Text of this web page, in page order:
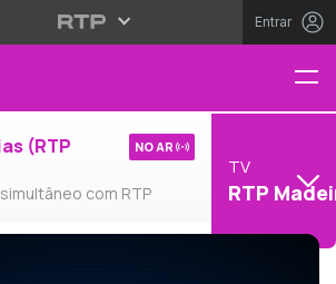
Entrar
(RTP
com RTP
NO AR
TV
RTP